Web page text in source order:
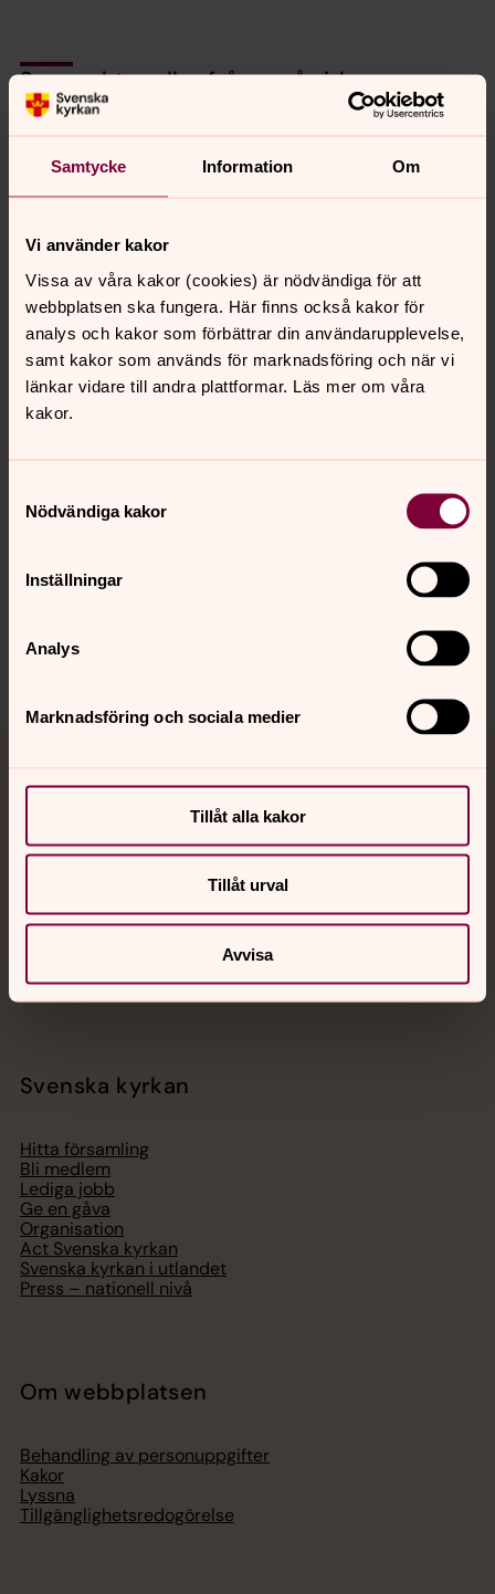
Samtycke Information Om
Vi använder kakor
Vissa av våra kakor (cookies) är nödvändiga för att
webbplatsen ska fungera. Här finns också kakor för
analys och kakor som förbättrar din användarupplevelse,
samt kakor som används för marknadsföring och när vi
länkar vidare till andra plattformar. Läs mer om våra
kakor.
Nödvändiga kakor
Inställningar
Analys
Marknadsföring och sociala medier
Tillåt alla kakor
Tillåt urval
Avvisa
Synpunkter eller frågor på sidans
innehåll?
norra.oland.pastorat@svenskakyrkan.se
Dela
Tillbaka till toppen
Tillbaka till innehållet
Kontakt
Hitta snabbt
Jourhavande präst
med en präst på kvällar och nätter.
Chatt
Telefon 112
Svenska kyrkan
Hitta församling
Bli medlem
Lediga jobb
Ge en gåva
Organisation
Act Svenska kyrkan
Svenska kyrkan i utlandet
Press – nationell nivå
Om webbplatsen
Behandling av personuppgifter
Kakor
Lyssna
Tillgänglighetsredogörelse